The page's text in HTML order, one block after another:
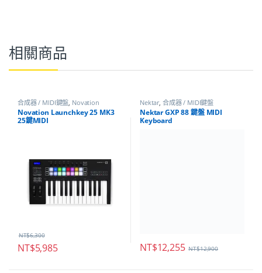
相關商品
合成器 / MIDI鍵盤 Novation
Novation Launchkey 25 MK3
25鍵MIDI
NT$5,985
NT$6,300
Nektar, 合成器 / MIDI鍵盤
Nektar GXP 88 鍵盤 MIDI
Keyboard
NT$12,255 NT$12,900